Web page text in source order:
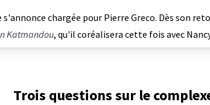
s'annonce chargée pour Pierre Greco. Dès son
Katmandou, qu'il coréalisera cette fois avec
Trois questions sur le